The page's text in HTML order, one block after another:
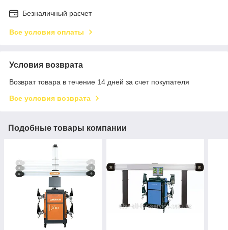
Безналичный расчет
Все условия оплаты
Условия возврата
Возврат товара в течение 14 дней за счет покупателя
Все условия возврата
Подобные товары компании